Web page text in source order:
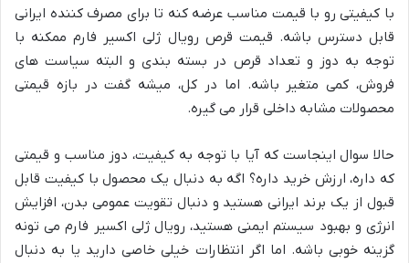
با کیفیتی رو با قیمت مناسب عرضه کنه تا برای مصرف کننده ایرانی
قابل دسترس باشه. قیمت قرص رویال ژلی اکسیر فارم ممکنه با
توجه به دوز و تعداد قرص در بسته بندی و البته سیاست های
فروش، کمی متغیر باشه. اما در کل، میشه گفت در بازه قیمتی
محصولات مشابه داخلی قرار می گیره.
حالا سوال اینجاست که آیا با توجه به کیفیت، دوز مناسب و قیمتی
که داره، ارزش خرید داره؟ اگه به دنبال یک محصول با کیفیت قابل
قبول از یک برند ایرانی هستید و دنبال تقویت عمومی بدن، افزایش
انرژی و بهبود سیستم ایمنی هستید، رویال ژلی اکسیر فارم می تونه
گزینه خوبی باشه. اما اگر انتظارات خیلی خاصی دارید یا به دنبال